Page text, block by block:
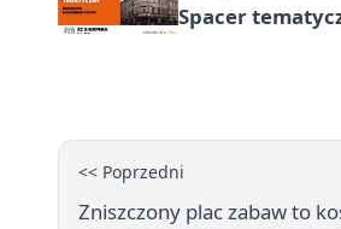
Spacer
<< Poprzedni
Zniszczony plac zabaw to